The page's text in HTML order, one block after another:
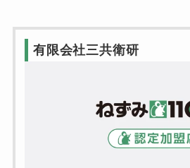
有限会社三共衛研